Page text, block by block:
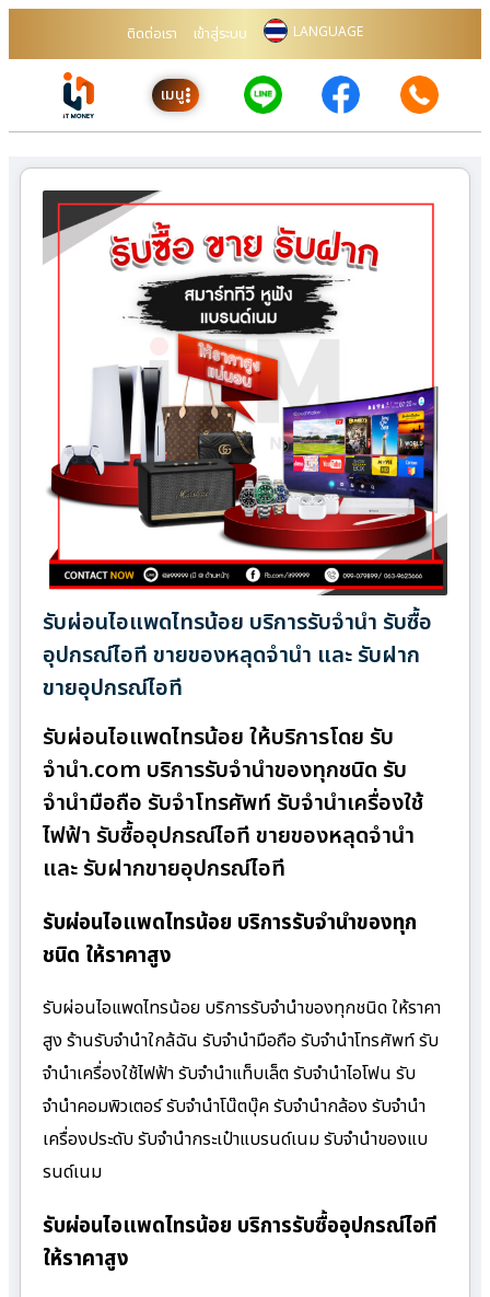
ติดต่อเรา เข้าสู่ระบบ LANGUAGE
เมนู
รับผ่อนไอแพดไทรน้อย บริการรับจำนำ รับซื้อ
อุปกรณ์ไอที ขายของหลุดจำนำ และ รับฝาก
ขายอุปกรณ์ไอที
รับผ่อนไอแพดไทรน้อย ให้บริการโดย รับ
จํานํา.com บริการรับจำนำของทุกชนิด รับ
จำนำมือถือ รับจำโทรศัพท์ รับจำนำเครื่องใช้
ไฟฟ้า รับซื้ออุปกรณ์ไอที ขายของหลุดจำนำ
และ รับฝากขายอุปกรณ์ไอที
รับผ่อนไอแพดไทรน้อย บริการรับจำนำของทุก
ชนิด ให้ราคาสูง
รับผ่อนไอแพดไทรน้อย บริการรับจำนำของทุกชนิด ให้ราคา
สูง ร้านรับจํานําใกล้ฉัน รับจำนำมือถือ รับจำนำโทรศัพท์ รับ
จำนำเครื่องใช้ไฟฟ้า รับจำนำแท็บเล็ต รับจำนำไอโฟน รับ
จำนำคอมพิวเตอร์ รับจำนำโน๊ตบุ๊ค รับจำนำกล้อง รับจำนำ
เครื่องประดับ รับจำนำกระเป๋าแบรนด์เนม รับจำนำของแบ
รนด์เนม
รับผ่อนไอแพดไทรน้อย บริการรับซื้ออุปกรณ์ไอที
ให้ราคาสูง